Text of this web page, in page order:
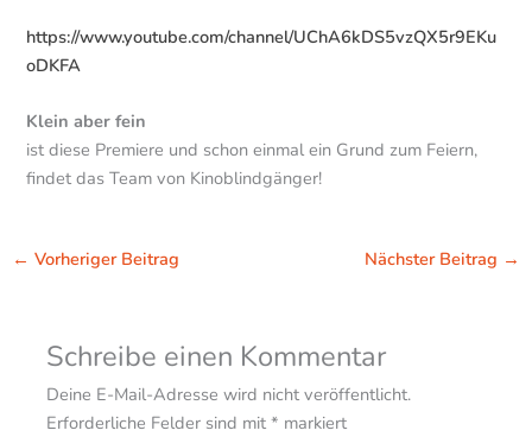
https://www.youtube.com/channel/UChA6kDS5vzQX5r9EKu
oDKFA
Klein aber fein
ist diese Premiere und schon einmal ein Grund zum Feiern,
findet das Team von Kinoblindgänger!
← Vorheriger Beitrag Nächster Beitrag →
Schreibe einen Kommentar
Deine E-Mail-Adresse wird nicht veröffentlicht.
Erforderliche Felder sind mit* markiert